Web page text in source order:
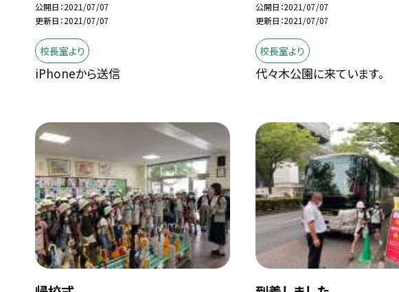
公開日 2021/07/07
更新日 2021/07/07
校長室より
iPhoneから送信
公開日 2021/07/07
更新日 2021/07/07
校長室より
代々木公園に来ています。